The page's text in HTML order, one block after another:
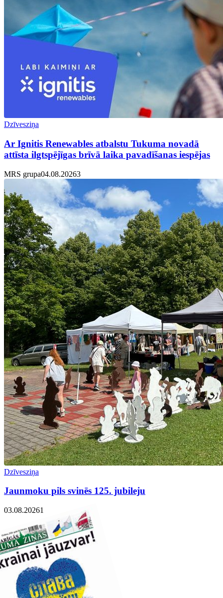
Dzīvesziņa
Ar Ignitis Renewables atbalstu Tukuma novadā
attīsta ilgtspējīgas brīvā laika pavadīšanas iespējas
MRS grupa04.08.20263
Dzīvesziņa
Jaunmoku pils svinēs 125. jubileju
03.08.20261